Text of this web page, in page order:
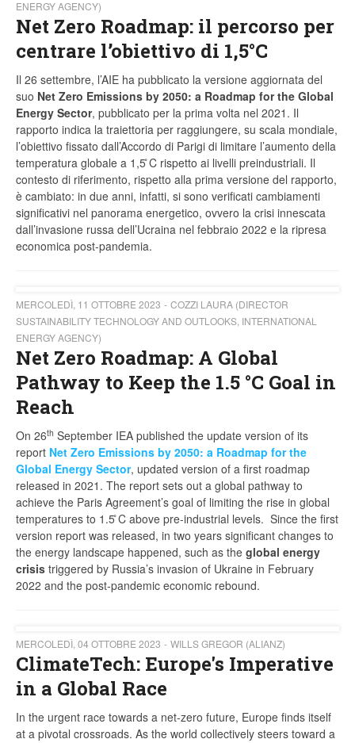
ENERGY AGENCY)
Net Zero Roadmap: il percorso per
centrare l’obiettivo di 1,5°C
Il 26 settembre, l’AIE ha pubblicato la versione aggiornata del
suo Net Zero Emissions by 2050: a Roadmap for the Global
Energy Sector, pubblicato per la prima volta nel 2021. Il
rapporto indica la traiettoria per raggiungere, su scala mondiale,
l’obiettivo fissato dall’Accordo di Parigi di limitare l’aumento della
temperatura globale a 1,5 ̊C rispetto ai livelli preindustriali. Il
contesto di riferimento, rispetto alla prima versione del rapporto,
è cambiato: in due anni, infatti, si sono verificati cambiamenti
significativi nel panorama energetico, ovvero la crisi innescata
dall’invasione russa dell’Ucraina nel febbraio 2022 e la ripresa
economica post-pandemia.
MERCOLEDÌ, 11 OTTOBRE 2023
COZZI LAURA (DIRECTOR
SUSTAINABILITY TECHNOLOGY AND OUTLOOKS, INTERNATIONAL
ENERGY AGENCY)
Net Zero Roadmap: A Global
Pathway to Keep the 1.5 °C Goal in
Reach
On 26th September IEA published the update version of its
report Net Zero Emissions by 2050: a Roadmap for the
Global Energy Sector, updated version of a first roadmap
released in 2021. The report sets out a global pathway to
achieve the Paris Agreement’s goal of limiting the rise in global
temperatures to 1.5 ̊C above pre-industrial levels. Since the first
version report was released, in two years significant changes to
the energy landscape happened, such as the global energy
crisis triggered by Russia’s invasion of Ukraine in February
2022 and the post-pandemic economic rebound.
MERCOLEDÌ, 04 OTTOBRE 2023 WILLS GREGOR (ALIANZ)
ClimateTech: Europe's Imperative
in a Global Race
In the urgent race towards a net-zero future, Europe finds itself
at a pivotal crossroads. As the world collectively steers toward a